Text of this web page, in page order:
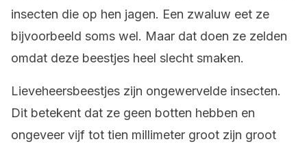
insecten die op hen jagen. Een zwaluw eet ze
bijvoorbeeld soms wel. Maar dat doen ze zelden
omdat deze beestjes heel slecht smaken.
Lieveheersbeestjes zijn ongewervelde insecten.
Dit betekent dat ze geen botten hebben en
ongeveer vijf tot tien millimeter groot zijn groot